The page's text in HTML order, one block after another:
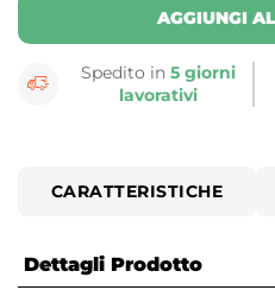
AGGIUNGI
Spedito in5 giorni
lavorativi
CARATTERISTICHE
Dettagli Prodotto